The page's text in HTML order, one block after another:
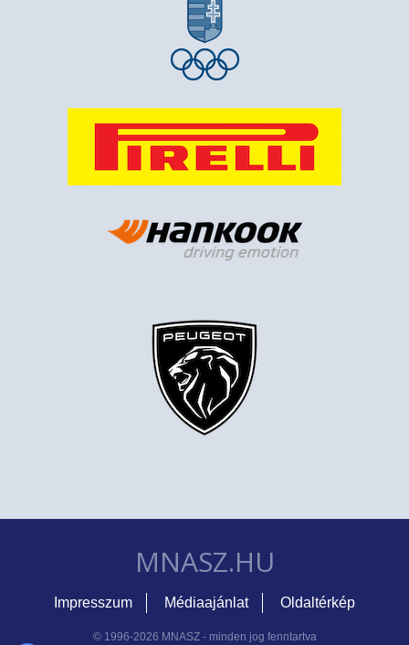
MNASZ.HU
Impresszum Médiaajánlat Oldaltérkép
© 1996-2026 MNASZ - minden jog fenntartva